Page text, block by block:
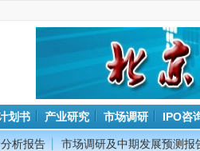
划书 产业研究 市场调研 IPO咨
析报告 市场调研及中期发展预测报